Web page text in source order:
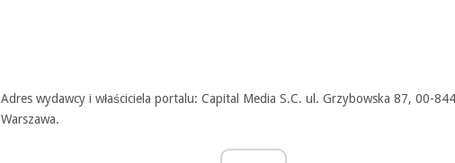
Adres wydawcy i właściciela portalu: Capital Media S.C. ul. Grzybowska 87, 00-844
Warszawa.